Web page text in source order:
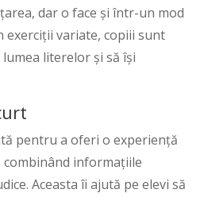
dar o face și într-un mod
exerciții variate, copiii sunt
literelor și să își
pentru a oferi o experiență
informațiile
Aceasta îi ajută pe elevi să